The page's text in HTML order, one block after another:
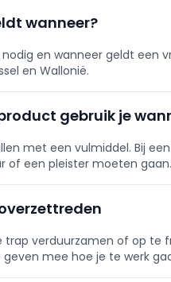
wanneer?
en wanneer geldt een
en Wallonië.
gebruik je
met een vulmiddel. Bij
of een pleister moeten gaan.
verduurzamen of op te
mee hoe je te werk